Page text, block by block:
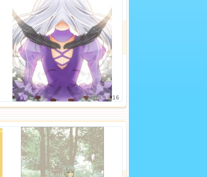
2010.12.16